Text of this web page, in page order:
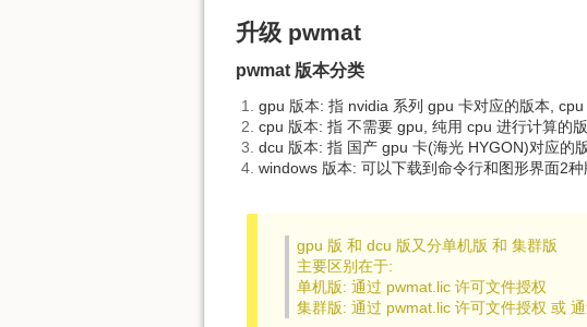
升级 pwmat
pwmat 版本分类
gpu 版本: 指 nvidia 系列 gpu 卡对应的版本,
cpu 版本: 指 不需要 gpu, 纯用 cpu 进行计算的
dcu 版本: 指 国产 gpu 卡(海光 HYGON)对应的
windows 版本: 可以下载到命令行和图形界面2
gpu 版 和 dcu 版又分单机版 和 集群版
主要区别在于:
单机版: 通过 pwmat.lic 许可文件授权
集群版: 通过 pwmat.lic 许可文件授权 或